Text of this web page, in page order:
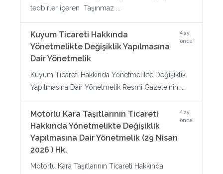
tedbirler içeren Taşınmaz ...
Kuyum Ticareti Hakkında
Yönetmelikte Değişiklik Yapılmasına
Dair Yönetmelik
4 ay
önce
Kuyum Ticareti Hakkında Yönetmelikte Değişiklik
Yapılmasına Dair Yönetmelik Resmi Gazete'nin ...
Motorlu Kara Taşıtlarının Ticareti
Hakkında Yönetmelikte Değişiklik
Yapılmasına Dair Yönetmelik (29 Nisan
2026 ) Hk.
4 ay
önce
Motorlu Kara Taşıtlarının Ticareti Hakkında